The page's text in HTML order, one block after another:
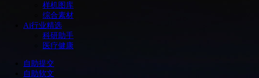
样机图库
综合素材
Ai行业精选
科研助手
医疗健康
自助提交
自助软文